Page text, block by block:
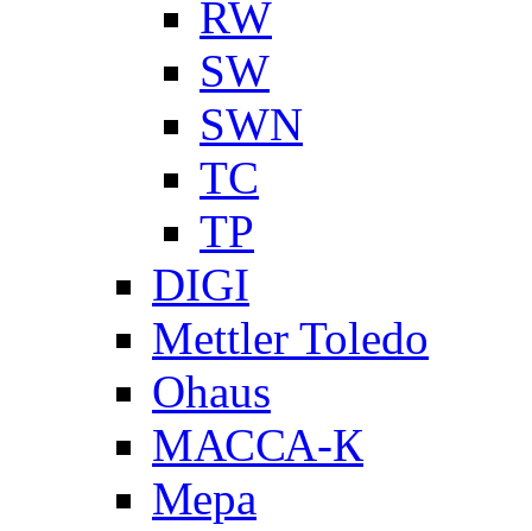
RW
SW
SWN
TC
TP
DIGI
Mettler Toledo
Ohaus
МАССА-К
Мера